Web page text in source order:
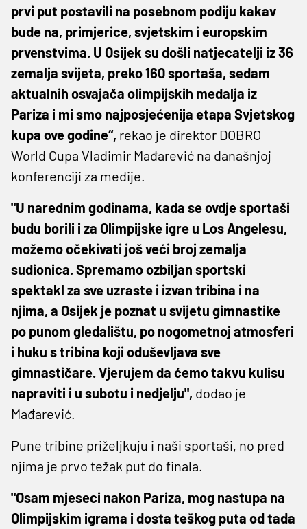
prvi put postavili na posebnom podiju kakav
bude na, primjerice, svjetskim i europskim
prvenstvima. U Osijek su došli natjecatelji iz 36
zemalja svijeta, preko 160 sportaša, sedam
aktualnih osvajača olimpijskih medalja iz
Pariza i mi smo najposjećenija etapa Svjetskog
kupa ove godine“, rekao je direktor DOBRO
World Cupa Vladimir Mađarević na današnjoj
konferenciji za medije.
"U narednim godinama, kada se ovdje sportaši
budu borili i za Olimpijske igre u Los Angelesu,
možemo očekivati još veći broj zemalja
sudionica. Spremamo ozbiljan sportski
spektakl za sve uzraste i izvan tribina i na
njima, a Osijek je poznat u svijetu gimnastike
po punom gledalištu, po nogometnoj atmosferi
i huku s tribina koji oduševljava sve
gimnastičare. Vjerujem da ćemo takvu kulisu
napraviti i u subotu i nedjelju", dodao je
Mađarević.
Pune tribine priželjkuju i naši sportaši, no pred
njima je prvo težak put do finala.
"Osam mjeseci nakon Pariza, mog nastupa na
Olimpijskim igrama i dosta teškog puta od tada